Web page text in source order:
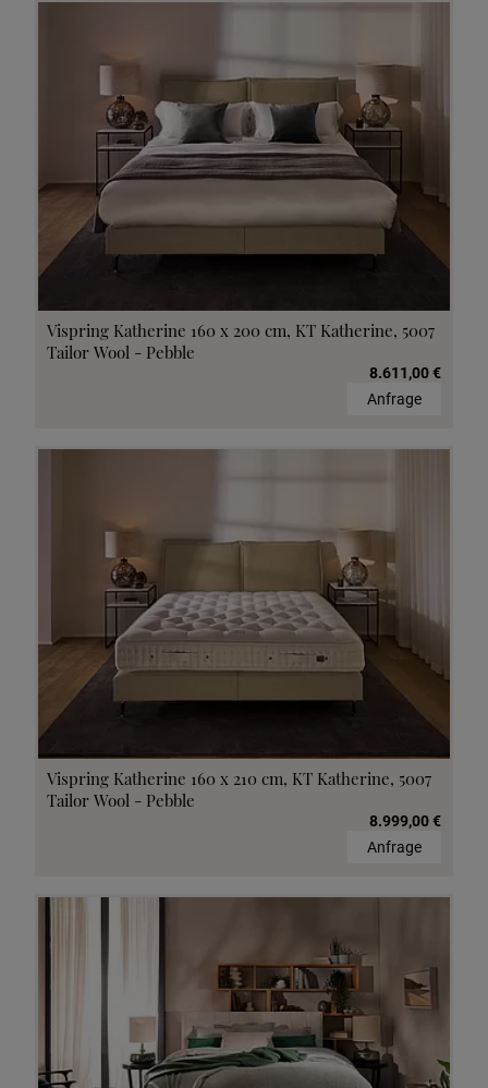
Vispring Katherine 160 x 200 cm, KT Katherine, 5007
Tailor Wool - Pebble
8.611,00 €
Anfrage
Vispring Katherine 160 x 210 cm, KT Katherine, 5007
Tailor Wool - Pebble
8.999,00 €
Anfrage